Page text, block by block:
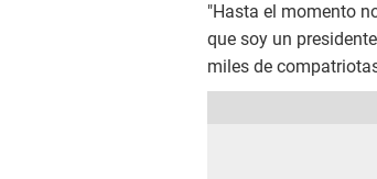
"Hasta el momento
que soy un
miles de